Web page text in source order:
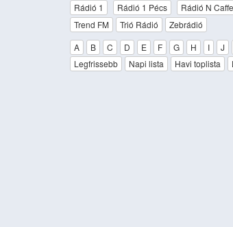
Rádió 1
Rádió 1 Pécs Rádió N Caffe
Trend FM
Trió Rádió
Zebrádió
A
B C D E F G H I J
Legfrissebb
Napi lista Havi toplista